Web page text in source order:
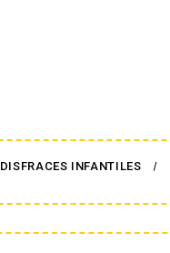
DISFRACES INFANTILES